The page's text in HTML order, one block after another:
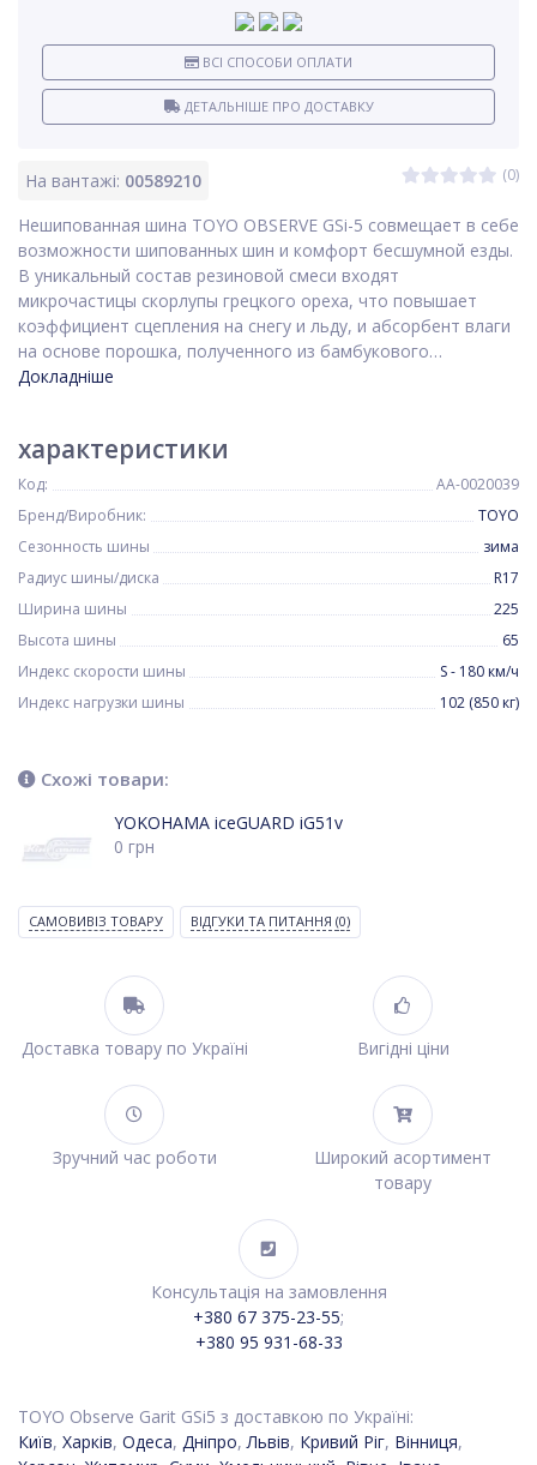
На вантажі: 00589210 (0)
Нешипованная шина ТОYО OBSERVE GSi-5 совмещает в себе
возможности шипованных шин и комфорт бесшумной езды.
В уникальный состав резиновой смеси входят
микрочастицы скорлупы грецкого ореха, что повышает
коэффициент сцепления на снегу и льду, и абсорбент влаги
на основе порошка, полученного из бамбукового…
Докладніше
ВСІ СПОСОБИ ОПЛАТИ
ДЕТАЛЬНІШЕ ПРО ДОСТАВКУ
Схожі товари:
YOKOHAMA iceGUARD iG51v
0 грн
характеристики
Код:
AA-0020039
Бренд/Виробник:
TOYO
Сезонность шины
зима
Радиус шины/диска
R17
Ширина шины
225
Высота шины
65
Индекс скорости шины
S - 180 км/ч
Индекс нагрузки шины
102 (850 кг)
САМОВИВІЗ ТОВАРУ ВІДГУКИ ТА ПИТАННЯ (0)
Доставка товару по Україні Вигідні ціни
Зручний час роботи
Широкий асортимент
товару
Консультація на замовлення
+380 67 375-23-55;
+380 95 931-68-33
TOYO Observe Garit GSi5 з доставкою по Україні:
Київ, Харків, Одеса, Дніпро,Львів, Кривий Ріг, Вінниця,